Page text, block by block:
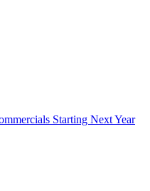
Starting Next Year